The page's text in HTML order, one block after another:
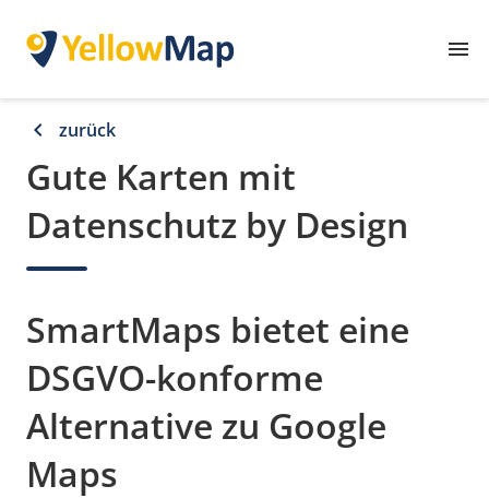
menu
chevron_left zurück
Gute Karten mit
Datenschutz by Design
SmartMaps bietet eine
DSGVO-konforme
Alternative zu Google
Maps